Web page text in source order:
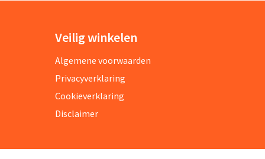
Veilig winkelen
Algemene voorwaarden
Privacyverklaring
Cookieverklaring
Disclaimer